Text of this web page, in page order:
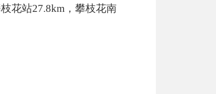
花站27.8km ，攀枝花南